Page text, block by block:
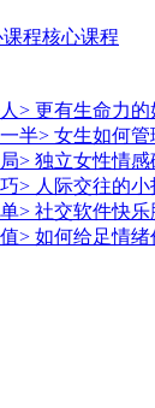
程核心课程
> 更有生命力的
半> 女生如何
> 独立女性情感
> 人际交往的小
> 社交软件快乐
> 如何给足情绪